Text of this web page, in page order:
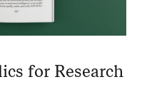
for Research